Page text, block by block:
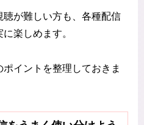
が難しい方も、各種配信
楽しめます。
イントを整理しておきま